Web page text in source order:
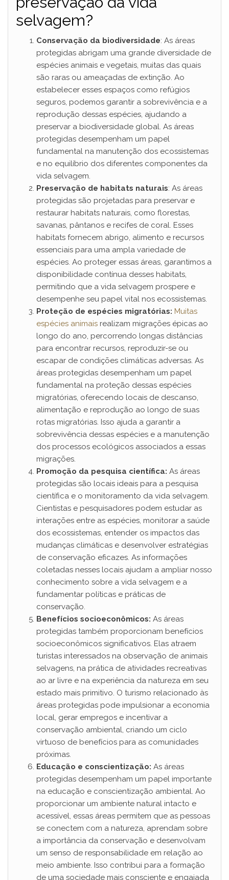
selvagem?
Conservação da biodiversidade: As áreas
protegidas abrigam uma grande diversidade de
espécies animais e vegetais, muitas das quais
são raras ou ameaçadas de extinção. Ao
estabelecer esses espaços como refúgios
seguros, podemos garantir a sobrevivência e a
reprodução dessas espécies, ajudando a
preservar a biodiversidade global. As áreas
protegidas desempenham um papel
fundamental na manutenção dos ecossistemas
e no equilíbrio dos diferentes componentes da
vida selvagem.
Preservação de habitats naturais: As áreas
protegidas são projetadas para preservar e
restaurar habitats naturais, como florestas,
savanas, pântanos e recifes de coral. Esses
habitats fornecem abrigo, alimento e recursos
essenciais para uma ampla variedade de
espécies. Ao proteger essas áreas, garantimos a
disponibilidade contínua desses habitats,
permitindo que a vida selvagem prospere e
desempenhe seu papel vital nos ecossistemas.
Proteção de espécies migratórias: Muitas
espécies animais realizam migrações épicas ao
longo do ano, percorrendo longas distâncias
para encontrar recursos, reproduzir-se ou
escapar de condições climáticas adversas. As
áreas protegidas desempenham um papel
fundamental na proteção dessas espécies
migratórias, oferecendo locais de descanso,
alimentação e reprodução ao longo de suas
rotas migratórias. Isso ajuda a garantir a
sobrevivência dessas espécies e a manutenção
dos processos ecológicos associados a essas
migrações.
Promoção da pesquisa científica: As áreas
protegidas são locais ideais para a pesquisa
científica e o monitoramento da vida selvagem.
Cientistas e pesquisadores podem estudar as
interações entre as espécies, monitorar a saúde
dos ecossistemas, entender os impactos das
mudanças climáticas e desenvolver estratégias
de conservação eficazes. As informações
coletadas nesses locais ajudam a ampliar nosso
conhecimento sobre a vida selvagem e a
fundamentar políticas e práticas de
conservação.
Benefícios socioeconômicos: As áreas
protegidas também proporcionam benefícios
socioeconômicos significativos. Elas atraem
turistas interessados na observação de animais
selvagens, na prática de atividades recreativas
ao ar livre e na experiência da natureza em seu
estado mais primitivo. O turismo relacionado às
áreas protegidas pode impulsionar a economia
local, gerar empregos e incentivar a
conservação ambiental, criando um ciclo
virtuoso de benefícios para as comunidades
próximas.
Educação e conscientização: As áreas
protegidas desempenham um papel importante
na educação e conscientização ambiental. Ao
proporcionar um ambiente natural intacto e
acessível, essas áreas permitem que as pessoas
se conectem com a natureza, aprendam sobre
a importância da conservação e desenvolvam
um senso de responsabilidade em relação ao
meio ambiente. Isso contribui para a formação
de uma sociedade mais consciente e engajada